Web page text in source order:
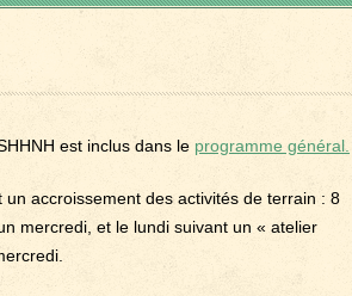
est inclus dans le programme général.
accroissement des activités de terrain : 8
mercredi, et le lundi suivant un « atelier